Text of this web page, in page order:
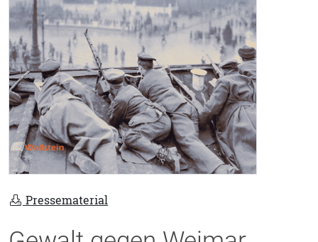
Pressematerial